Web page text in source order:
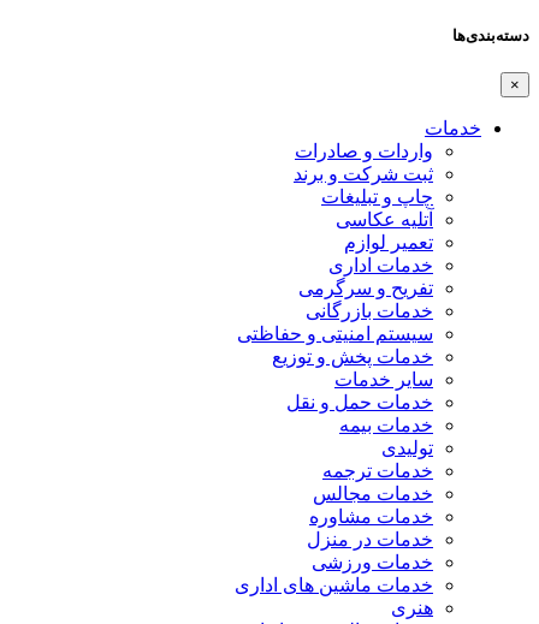
دسته‌بندی‌ها
×
خدمات
واردات و صادرات
ثبت شرکت و برند
چاپ و تبلیغات
آتلیه عکاسی
تعمیر لوازم
خدمات اداری
تفریح و سرگرمی
خدمات بازرگانی
سیستم امنیتی و حفاظتی
خدمات پخش و توزیع
سایر خدمات
خدمات حمل و نقل
خدمات بیمه
تولیدی
خدمات ترجمه
خدمات مجالس
خدمات مشاوره
خدمات در منزل
خدمات ورزشی
خدمات ماشین های اداری
هنری